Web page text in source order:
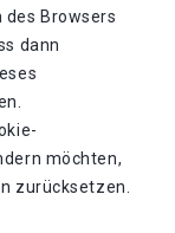
des Browsers
dann
möchten,
zurücksetzen.